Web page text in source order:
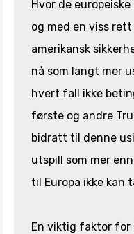
Hvor de
og med en viss
amerikansk
nå som langt mer
hvert fall ikke
første og andre
bidratt til denne
utspill som mer
til Europa ikke kan
En viktig faktor